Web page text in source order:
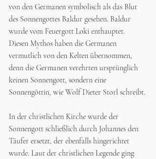
von den Germanen symbolisch als das Blut
des Sonnengottes Baldur gesehen. Baldur
wurde vom Feuergott Loki enthauptet.
Diesen Mythos haben die Germanen
vermutlich von den Kelten übernommen,
denn die Germanen verehrten ursprünglich
keinen Sonnengott, sondern eine
Sonnengöttin, wie Wolf Dieter Storl schreibt.
In der christlichen Kirche wurde der
Sonnengott schließlich durch Johannes den
Täufer ersetzt, der ebenfalls hingerichtet
wurde. Laut der christlichen Legende ging